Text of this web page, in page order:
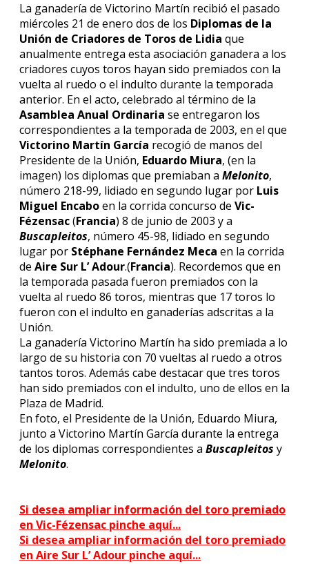
La ganadería de Victorino Martín recibió el pasado
miércoles 21 de enero dos de los Diplomas de la
Unión de Criadores de Toros de Lidia que
anualmente entrega esta asociación ganadera a los
criadores cuyos toros hayan sido premiados con la
vuelta al ruedo o el indulto durante la temporada
anterior. En el acto, celebrado al término de la
Asamblea Anual Ordinaria se entregaron los
correspondientes a la temporada de 2003, en el que
Victorino Martín García recogió de manos del
Presidente de la Unión, Eduardo Miura, (en la
imagen) los diplomas que premiaban a Melonito,
número 218-99, lidiado en segundo lugar por Luis
Miguel Encaboen la corrida concurso de Vic-
Fézensac(Francia) 8 de junio de 2003 y a
Buscapleitos, número 45-98, lidiado en segundo
lugar por Stéphane Fernández Meca en la corrida
de Aire Sur L’ Adour.(Francia). Recordemos que en
la temporada pasada fueron premiados con la
vuelta al ruedo 86 toros, mientras que 17 toros lo
fueron con el indulto en ganaderías adscritas a la
Unión.
La ganadería Victorino Martín ha sido premiada a lo
largo de su historia con 70 vueltas al ruedo a otros
tantos toros. Además cabe destacar que tres toros
han sido premiados con el indulto, uno de ellos en la
Plaza de Madrid.
En foto, el Presidente de la Unión, Eduardo Miura,
junto a Victorino Martín García durante la entrega
de los diplomas correspondientes a Buscapleitos y
Melonito.
Si desea ampliar información del toro premiado
en Vic-Fézensac pinche aquí...
Si desea ampliar información del toro premiado
en Aire Sur L’ Adour pinche aquí...